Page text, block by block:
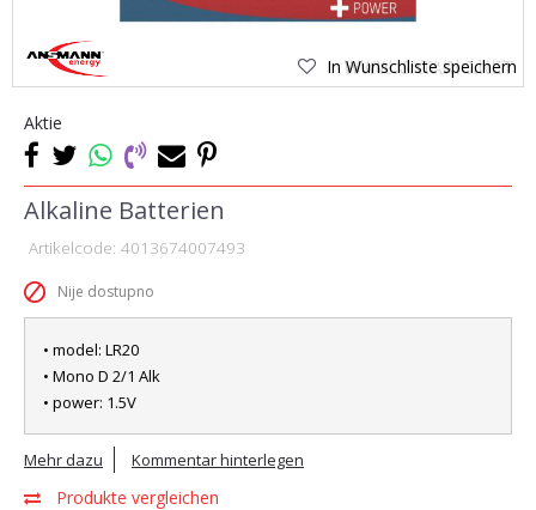
In Wunschliste speichern
Aktie
Alkaline Batterien
Artikelcode: 4013674007493
Nije dostupno
• model: LR20
• Mono D 2/1 Alk
• power: 1.5V
Mehr dazu Kommentar hinterlegen
Produkte vergleichen